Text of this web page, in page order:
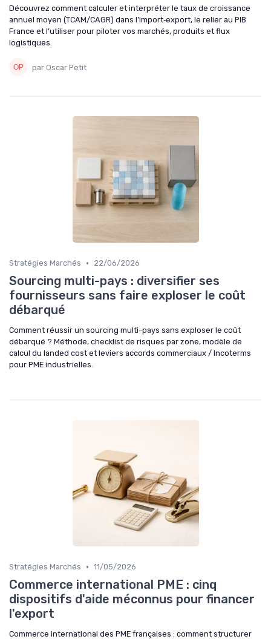
Découvrez comment calculer et interpréter le taux de croissance
annuel moyen (TCAM/CAGR) dans l’import‑export, le relier au PIB
France et l’utiliser pour piloter vos marchés, produits et flux
logistiques.
par Oscar Petit
Stratégies Marchés • 22/06/2026
Sourcing multi-pays : diversifier ses
fournisseurs sans faire exploser le coût
débarqué
Comment réussir un sourcing multi-pays sans exploser le coût
débarqué ? Méthode, checklist de risques par zone, modèle de
calcul du landed cost et leviers accords commerciaux / Incoterms
pour PME industrielles.
Stratégies Marchés • 11/05/2026
Commerce international PME : cinq
dispositifs d'aide méconnus pour financer
l'export
Commerce international des PME françaises : comment structurer